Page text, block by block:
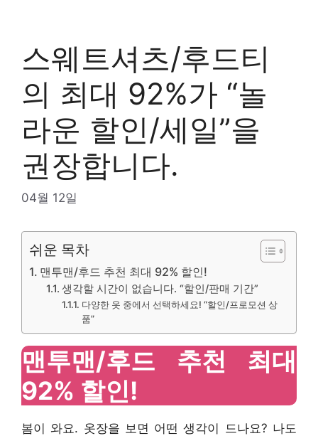
스웨트셔츠/후드티
의 최대 92%가 “놀
라운 할인/세일”을
권장합니다.
04월 12일
쉬운 목차
맨투맨/후드 추천 최대 92% 할인!
생각할 시간이 없습니다. “할인/판매 기간”
다양한 옷 중에서 선택하세요! “할인/프로모션 상
품”
맨투맨/후드 추천 최대
92% 할인!
봄이 와요. 옷장을 보면 어떤 생각이 드나요? 나도